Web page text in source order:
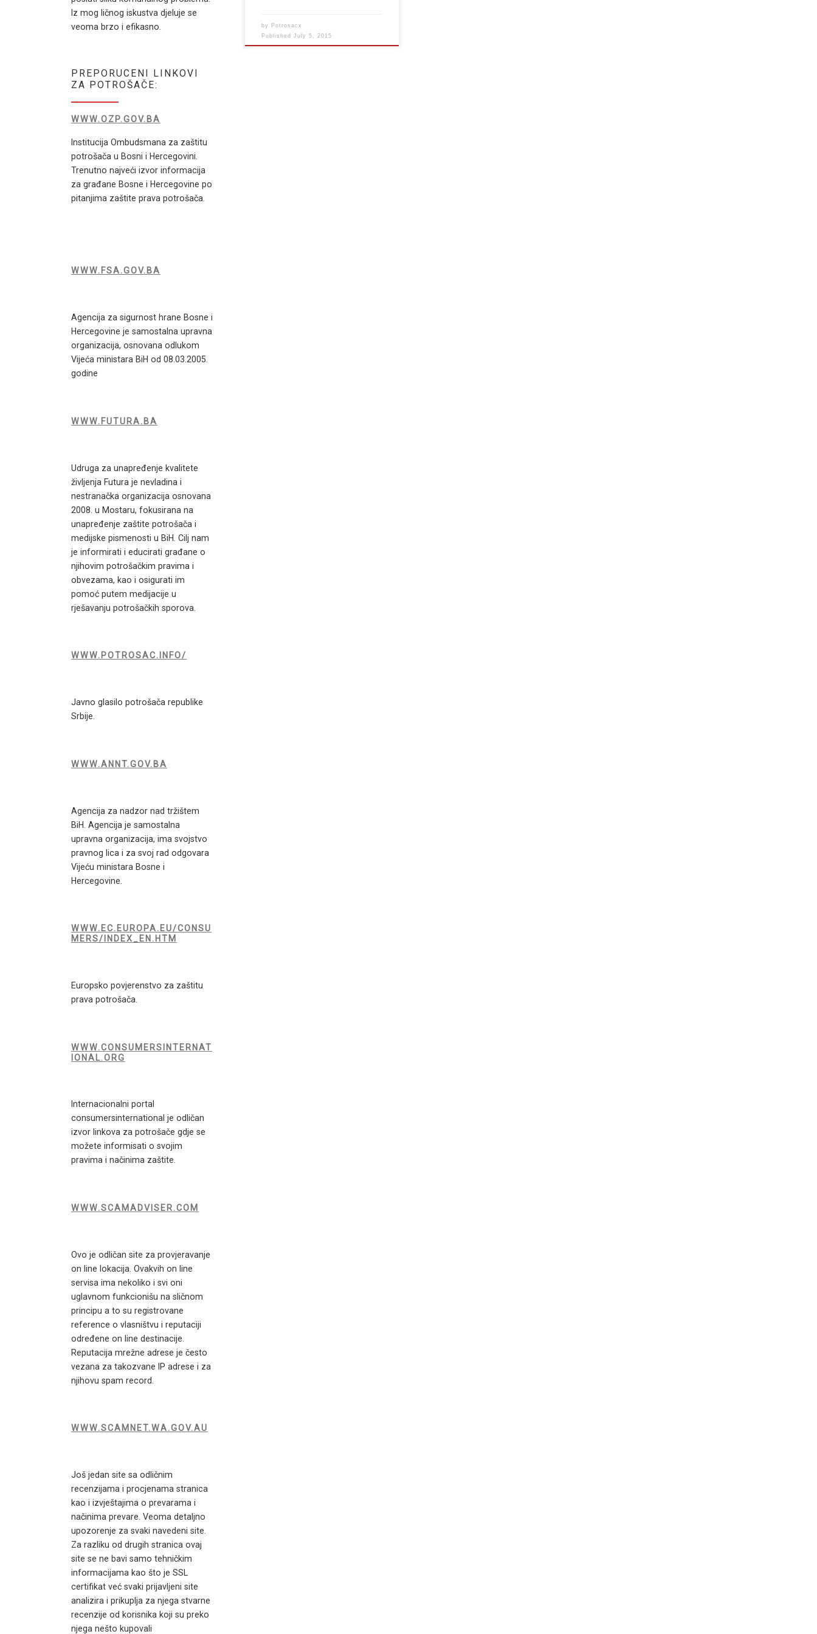
by Potrosacx
PublishedJuly 5, 2015
Iz mog ličnog iskustva djeluje se
veoma brzo i efikasno.
PREPORUCENI LINKOVI
ZA POTROŠAČE:
WWW.OZP.GOV.BA
Institucija Ombudsmana za zaštitu
potrošača u Bosni i Hercegovini.
Trenutno najveći izvor informacija
za građane Bosne i Hercegovine po
pitanjima zaštite prava potrošača.
WWW.FSA.GOV.BA
Agencija za sigurnost hrane Bosne i
Hercegovine je samostalna upravna
organizacija, osnovana odlukom
Vijeća ministara BiH od 08.03.2005.
godine
WWW.FUTURA.BA
Udruga za unapređenje kvalitete
življenja Futura je nevladina i
nestranačka organizacija osnovana
2008. u Mostaru, fokusirana na
unapređenje zaštite potrošača i
medijske pismenosti u BiH. Cilj nam
je informirati i educirati građane o
njihovim potrošačkim pravima i
obvezama, kao i osigurati im
pomoć putem medijacije u
rješavanju potrošačkih sporova.
WWW.POTROSAC.INFO/
Javno glasilo potrošača republike
Srbije.
WWW.ANNT.GOV.BA
Agencija za nadzor nad tržištem
BiH. Agencija je samostalna
upravna organizacija, ima svojstvo
pravnog lica i za svoj rad odgovara
Vijeću ministara Bosne i
Hercegovine.
WWW.EC.EUROPA.EU/CONSU
MERS/INDEX_EN.HTM
Europsko povjerenstvo za zaštitu
prava potrošača.
WWW.CONSUMERSINTERNAT
IONAL.ORG
Internacionalni portal
consumersinternational je odličan
izvor linkova za potrošače gdje se
možete informisati o svojim
pravima i načinima zaštite.
WWW.SCAMADVISER.COM
Ovo je odličan site za provjeravanje
on line lokacija. Ovakvih on line
servisa ima nekoliko i svi oni
uglavnom funkcionišu na sličnom
principu a to su registrovane
reference o vlasništvu i reputaciji
određene on line destinacije.
Reputacija mrežne adrese je često
vezana za takozvane IP adrese i za
njihovu spam record.
WWW.SCAMNET.WA.GOV.AU
Još jedan site sa odličnim
recenzijama i procjenama stranica
kao i izvještajima o prevarama i
načinima prevare. Veoma detaljno
upozorenje za svaki navedeni site.
Za razliku od drugih stranica ovaj
site se ne bavi samo tehničkim
informacijama kao što je SSL
certifikat već svaki prijavljeni site
analizira i prikuplja za njega stvarne
recenzije od korisnika koji su preko
njega nešto kupovali